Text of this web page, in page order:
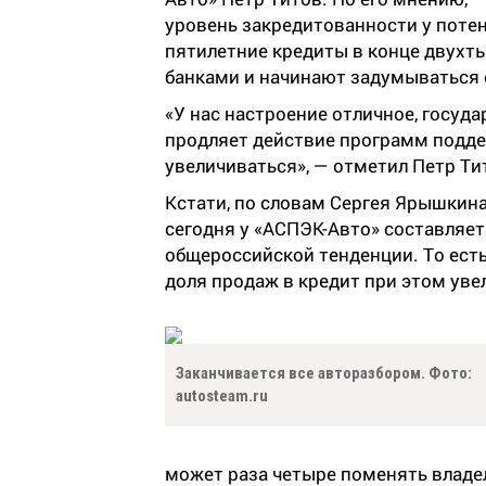
уровень закредитованности у
пятилетние кредиты в конце
банками и начинают
«У нас настроение отличное,
продляет действие программ
увеличиваться», — отметил Петр
Кстати, по словам Сергея
сегодня у «АСПЭК-Авто»
общероссийской тенденции. То
доля продаж в кредит при этом
Заканчивается все авторазбором. Фото:
autosteam.ru
может раза четыре поменять